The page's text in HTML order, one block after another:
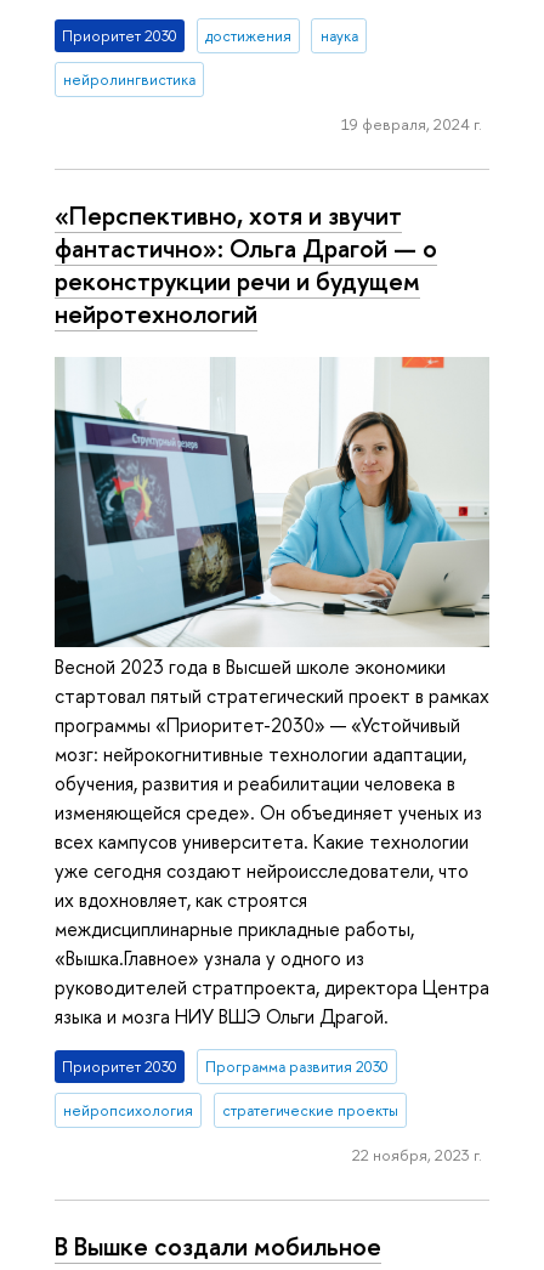
Приоритет 2030 достижения наука
нейролингвистика
19 февраля, 2024 г.
«Перспективно, хотя и звучит
фантастично»: Ольга Драгой — о
реконструкции речи и будущем
нейротехнологий
Весной 2023 года в Высшей школе экономики
стартовал пятый стратегический проект в рамках
программы «Приоритет-2030» — «Устойчивый
мозг: нейрокогнитивные технологии адаптации,
обучения, развития и реабилитации человека в
изменяющейся среде». Он объединяет ученых из
всех кампусов университета. Какие технологии
уже сегодня создают нейроисследователи, что
их вдохновляет, как строятся
междисциплинарные прикладные работы,
«Вышка.Главное» узнала у одного из
руководителей стратпроекта, директора Центра
языка и мозга НИУ ВШЭ Ольги Драгой.
Приоритет 2030 Программа развития 2030
нейропсихология стратегические проекты
22 ноября, 2023 г.
В Вышке создали мобильное